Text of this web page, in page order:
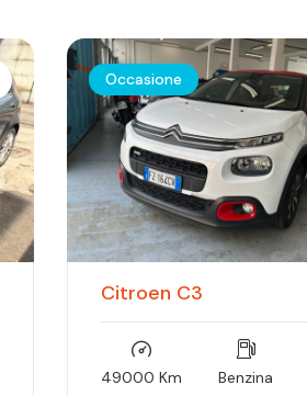
Occasione
Citroen C3
49000 Km Benzina